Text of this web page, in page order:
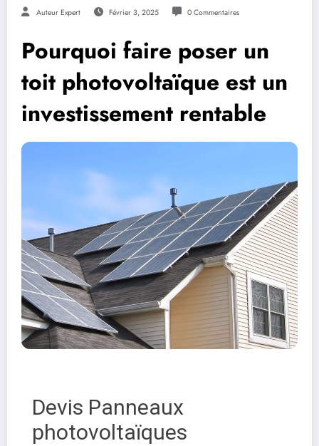
Auteur Expert Février 3, 2025 0 Commentaires
Pourquoi faire poser un
toit photovoltaïque est un
investissement rentable
Devis Panneaux
photovoltaïques